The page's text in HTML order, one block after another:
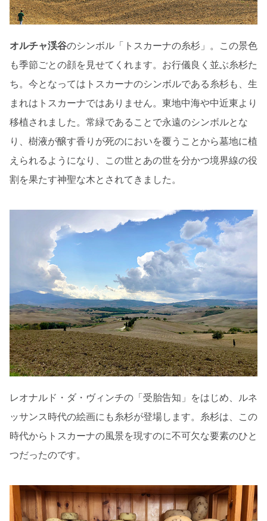
オルチャ渓谷のシンボル「トスカーナの糸杉」。この景色
も季節ごとの顔を見せてくれます。お行儀良く並ぶ糸杉た
ち。今となってはトスカーナのシンボルである糸杉も、生
まれはトスカーナではありません。東地中海や中近東より
移植されました。常緑であることで永遠のシンボルとな
り、樹液が醸す香りが死のにおいを覆うことから墓地に植
えられるようになり、この世とあの世を分かつ境界線の役
割を果たす神聖な木とされてきました。
レオナルド・ダ・ヴィンチの「受胎告知」をはじめ、ルネ
ッサンス時代の絵画にも糸杉が登場します。糸杉は、この
時代からトスカーナの風景を現すのに不可欠な要素のひと
つだったのです。